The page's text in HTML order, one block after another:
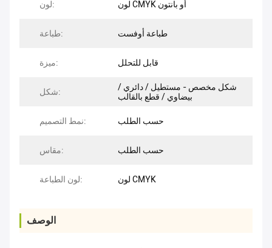
لون: لون CMYK أو بانتون
طباعة: طباعة أوفست
ميزة: قابل للتحلل
شكل:
شكل مخصص - مستطيل / دائري /
بيضاوي / قطع بالقالب
نمط التصميم: حسب الطلب
مقاس: حسب الطلب
لون الطباعة: لون CMYK
الوصف